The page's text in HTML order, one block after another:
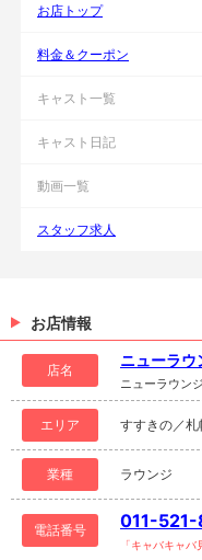
お店トップ
料金＆クーポン
キャスト一覧
キャスト日記
動画一覧
スタッフ求人
お店情報
店名
ニューラウ
ニューラウン
エリア すすきの／札
業種 ラウンジ
電話番号 011-
「キャバキャバ